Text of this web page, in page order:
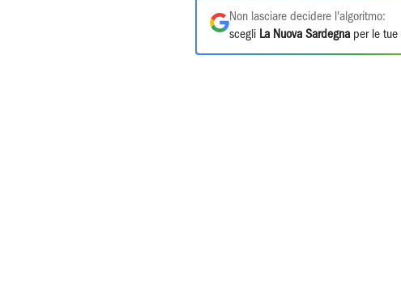
Non lasciare decidere l'algoritmo:
scegli La Nuova Sardegna per le tue